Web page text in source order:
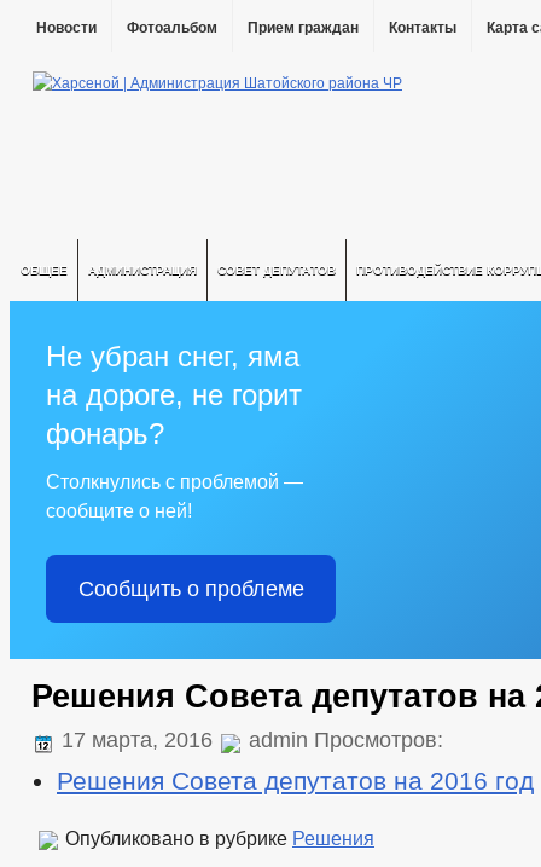
Новости Фотоальбом Прием граждан Контакты Карта
ОБЩЕЕ АДМИНИСТРАЦИЯ СОВЕТ ДЕПУТАТОВ ПРОТИВОДЕЙСТВИЕ
Не убран снег, яма
на дороге, не горит
фонарь?
Столкнулись с проблемой —
сообщите о ней!
Сообщить о проблеме
Решения Совета депутатов на
17 марта, 2016 admin Просмотров:
Решения Совета депутатов на 2016 год
Опубликовано в рубрике Решения